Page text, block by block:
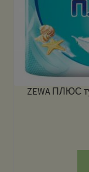
ZEWA ПЛЮС